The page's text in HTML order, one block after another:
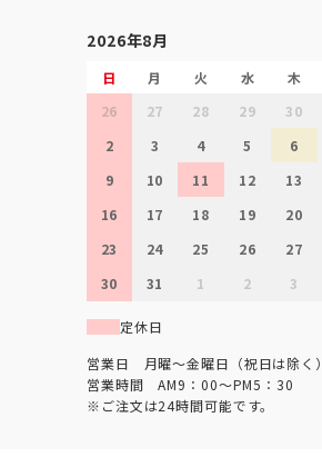
2026年8月
日 月 火 水 木
26
27 28 29 30
2
3 4 5 6
9
10 11 12 13
16
17 18 19 20
23
24 25 26 27
30
31 1 2 3
定休日
営業日 月曜～金曜日（祝日は除く）
営業時間 AM9：00～PM5：30
※ご注文は24時間可能です。